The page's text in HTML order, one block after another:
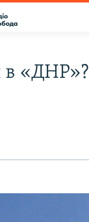
в «ДНР»?